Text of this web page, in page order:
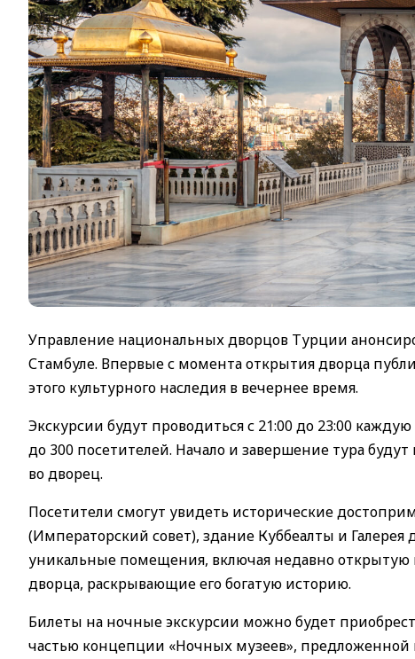
Управление национальных дворцов Турции
Стамбуле. Впервые с момента открытия дворца
этого культурного наследия в вечернее время.
Экскурсии будут проводиться с 21:00 до 23:00
до 300 посетителей. Начало и завершение тура
во дворец.
Посетители смогут увидеть исторические
(Императорский совет), здание Куббеалты и Галерея
уникальные помещения, включая недавно
дворца, раскрывающие его богатую историю.
Билеты на ночные экскурсии можно будет
частью концепции «Ночных музеев»,